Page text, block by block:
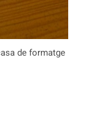
de formatge